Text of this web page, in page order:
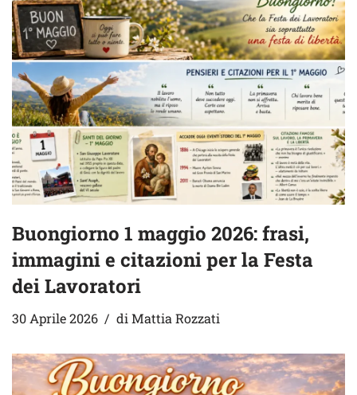
Buongiorno 1 maggio 2026: frasi,
immagini e citazioni per la Festa
dei Lavoratori
30 Aprile 2026 diMattia Rozzati